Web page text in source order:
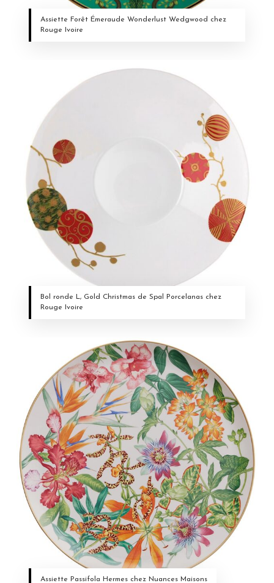
Assiette Forêt Émeraude Wonderlust Wedgwood chez
Rouge Ivoire
Bol ronde L, Gold Christmas de Spal Porcelanas chez
Rouge Ivoire
Assiette Passifola Hermes chez Nuances Maisons